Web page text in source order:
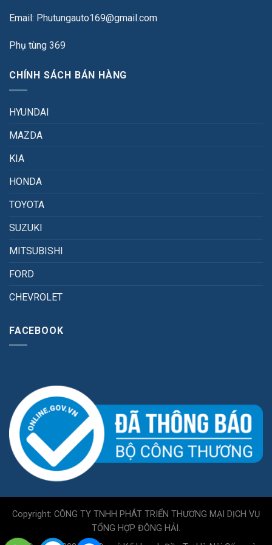
Email: Phutungauto169@gmail.com
Phụ tùng 369
CHÍNH SÁCH BÁN HÀNG
HYUNDAI
MAZDA
KIA
HONDA
TOYOTA
SUZUKI
MITSUBISHI
FORD
CHEVROLET
FACEBOOK
Copyright: CÔNG TY TNHH PHÁT TRIỂN THƯƠNG MẠI DỊCH VỤ
TỔNG HỢP ĐÔNG HẢI.